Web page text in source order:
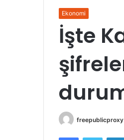
Ekonomi
İşte
freepublicproxy
FacebookTwitter